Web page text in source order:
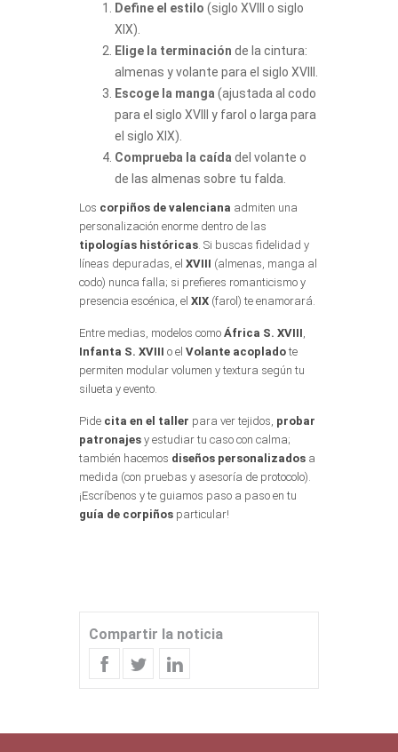
Define el estilo (siglo XVIII o siglo
XIX).
Elige la terminación de la cintura:
almenas y volante para el siglo XVIII.
Escoge la manga (ajustada al codo
para el siglo XVIII y farol o larga para
el siglo XIX).
Comprueba la caída del volante o
de las almenas sobre tu falda.
Los corpiños de valenciana admiten una
personalización enorme dentro de las
tipologías históricas. Si buscas fidelidad y
líneas depuradas, el XVIII (almenas, manga al
codo) nunca falla; si prefieres romanticismo y
presencia escénica, el XIX (farol) te enamorará.
Entre medias, modelos como África S. XVIII,
Infanta S. XVIII o el Volante acoplado te
permiten modular volumen y textura según tu
silueta y evento.
Pide cita en el taller para ver tejidos, probar
patronajes y estudiar tu caso con calma;
también hacemos diseños personalizados a
medida (con pruebas y asesoría de protocolo).
¡Escríbenos y te guiamos paso a paso en tu
guía de corpiños particular!
Compartir la noticia